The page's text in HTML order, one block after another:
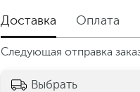
Доставка Оплата
Следующая отправка
Выбрать